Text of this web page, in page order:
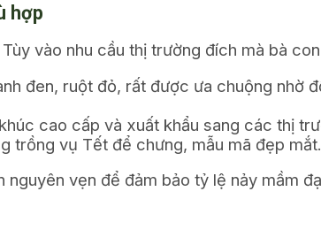
hợp
vào nhu cầu thị trường đích mà bà
đen, ruột đỏ, rất được ưa chuộng nhờ
cao cấp và xuất khẩu sang các thị
trồng vụ Tết để chưng, mẫu mã đẹp mắt.
vẹn để đảm bảo tỷ lệ nảy mầm